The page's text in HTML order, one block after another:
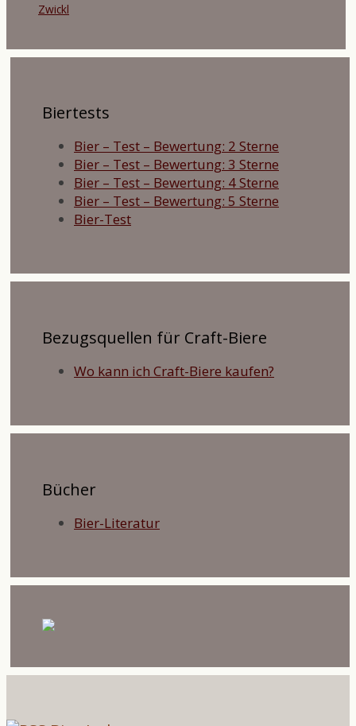
Zwickl
Biertests
Bier – Test – Bewertung: 2 Sterne
Bier – Test – Bewertung: 3 Sterne
Bier – Test – Bewertung: 4 Sterne
Bier – Test – Bewertung: 5 Sterne
Bier-Test
Bezugsquellen für Craft-Biere
Wo kann ich Craft-Biere kaufen?
Bücher
Bier-Literatur